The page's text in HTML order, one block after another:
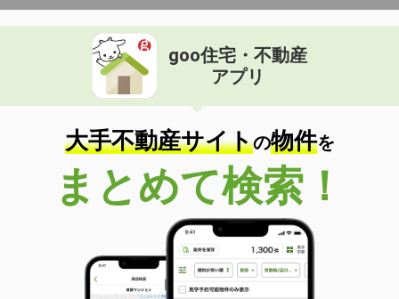
goo住宅・不動産
アプリ
大手不動産サイトの物件を
まとめて検索！